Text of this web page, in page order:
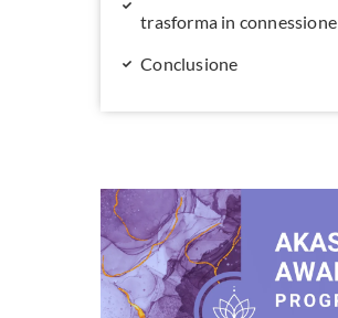
trasforma in connessione
Conclusione